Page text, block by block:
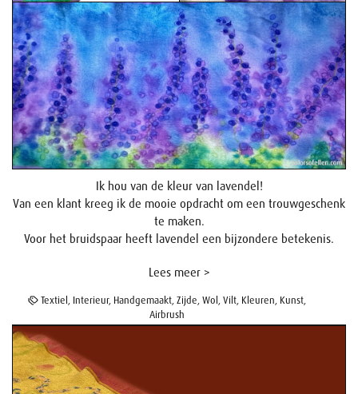
Ik hou van de kleur van lavendel!
Van een klant kreeg ik de mooie opdracht om een trouwgeschenk
te maken.
Voor het bruidspaar heeft lavendel een bijzondere betekenis.
Lees meer >
Textiel, Interieur, Handgemaakt,Zijde,Wol,Vilt, Kleuren, Kunst,
Airbrush